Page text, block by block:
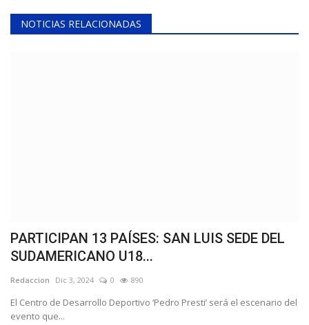
NOTICIAS RELACIONADAS
PARTICIPAN 13 PAÍSES: SAN LUIS SEDE DEL
SUDAMERICANO U18...
Redaccion Dic 3, 2024 0 890
El Centro de Desarrollo Deportivo ‘Pedro Presti’ será el escenario del
evento que...